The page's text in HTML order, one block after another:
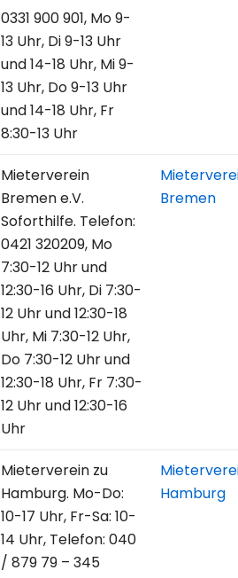
0331 900 901, Mo 9-
13 Uhr, Di 9-13 Uhr
und 14-18 Uhr, Mi 9-
13 Uhr, Do 9-13 Uhr
und 14-18 Uhr, Fr
8:30-13 Uhr
Mieterverein
Bremen e.V.
Soforthilfe. Telefon:
0421 320209, Mo
7:30-12 Uhr und
12:30-16 Uhr, Di 7:30-
12 Uhr und 12:30-18
Uhr, Mi 7:30-12 Uhr,
Do 7:30-12 Uhr und
12:30-18 Uhr, Fr 7:30-
12 Uhr und 12:30-16
Uhr
Bremen
Mieterverein zu
Hamburg. Mo-Do:
10-17 Uhr, Fr-Sa: 10-
14 Uhr, Telefon: 040
/ 879 79 – 345
Hamburg